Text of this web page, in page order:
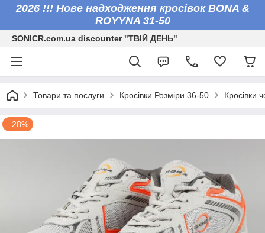
2026 !!! Нове надходження кросівок BONA &
ROYYNA 31-50
SONICR.com.ua discounter "ТВІЙ ДЕНЬ"
Товари та послуги Кросівки Розміри 36-50 Кросівки
–28%